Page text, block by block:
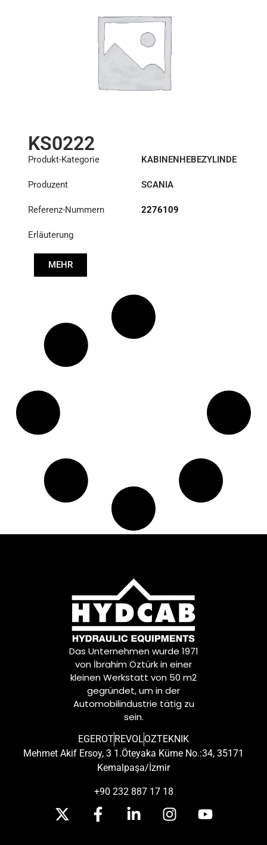
KS0222
Produkt-Kategorie
KABINENHEBEZYLINDE
Produzent
SCANIA
Referenz-Nummern 2276109
Erläuterung
MEHR
Das Unternehmen wurde 1971
von İbrahim Öztürk in einer
kleinen Werkstatt von 50 m2
gegründet, um in der
Automobilindustrie tätig zu
sein.
EGEROTREVOLOZTEKNIK
Mehmet Akif Ersoy, 3 1.Öteyaka Küme No.:34, 35171
Kemalpaşa/İzmir
+90 232 887 17 18